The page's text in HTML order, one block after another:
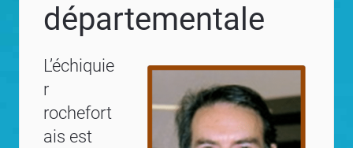
départementale
L’échiquie
r
rochefort
ais est